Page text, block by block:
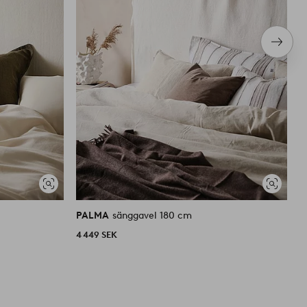
Visa
liknande
Visa
liknande
PALMA sänggavel 180 cm
4 449 SEK
Nästa